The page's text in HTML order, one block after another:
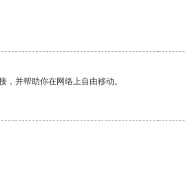
并帮助你在网络上自由移动。